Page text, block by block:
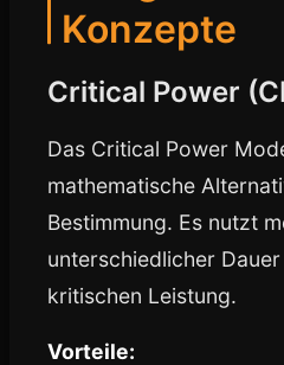
Konzepte
Critical Power
Das Critical Power
mathematische
Bestimmung. Es nutzt
unterschiedlicher
kritischen Leistung.
Vorteile: